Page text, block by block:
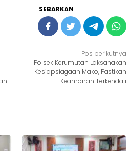
SEBARKAN
Pos berikutnya
Polsek Kerumutan Laksanakan
Kesiapsiagaan Mako, Pastikan
Keamanan Terkendali